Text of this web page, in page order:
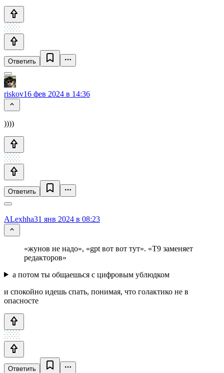
Ответить
riskov16 фев 2024 в 14:36
))))
Ответить
ALexhha31 янв 2024 в 08:23
«жунов не надо», «gpt вот вот тут». «Т9 заменяет
редакторов»
а потом ты общаешься с цифровым ублюдком
и спокойно идешь спать, понимая, что голактико не в
опасносте
Ответить